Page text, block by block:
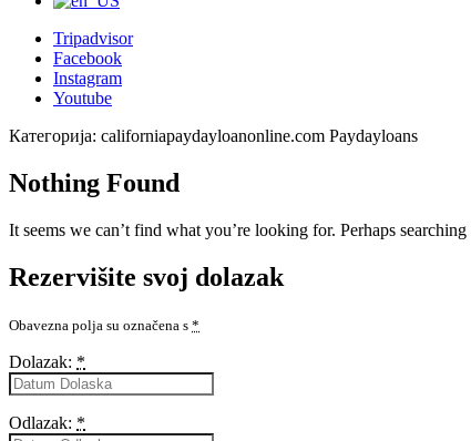
Tripadvisor
Facebook
Instagram
Youtube
Категорија: californiapaydayloanonline.com Paydayloans
Nothing Found
It seems we can’t find what you’re looking for. Perhaps searching
Rezervišite svoj dolazak
Obavezna polja su označena s *
Dolazak: *
Odlazak: *